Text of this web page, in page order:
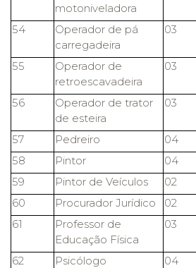
motoniveladora
54
Operador de pá
carregadeira
03
55
Operador de
retroescavadeira
03
56
Operador de trator
de esteira
03
57 Pedreiro 04
58
Pintor 04
59
Pintor de Veículos 02
60
Procurador Jurídico 02
61
Professor de
Educação Física
03
62 Psicólogo 04